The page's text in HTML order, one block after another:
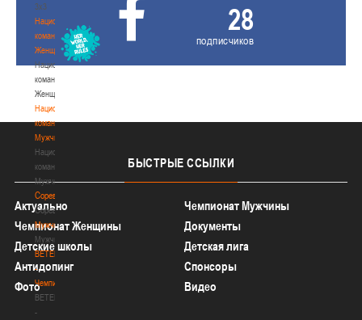
3х3
Национальная
команда.
Женщины
Национальная
команда.
Женщины
Национальная
команда.
Мужчины
Национальная
команда.
Мужчины
Соревнования
Соревнования
Мужчины
Мужчины
BETERA
-
Чемпионат
BETERA
-
28
подписчиков
БЫСТРЫЕ ССЫЛКИ
Актуально
Чемпионат Мужчины
Чемпионат Женщины
Документы
Детские школы
Детская лига
Антидопинг
Спонсоры
Фото
Видео